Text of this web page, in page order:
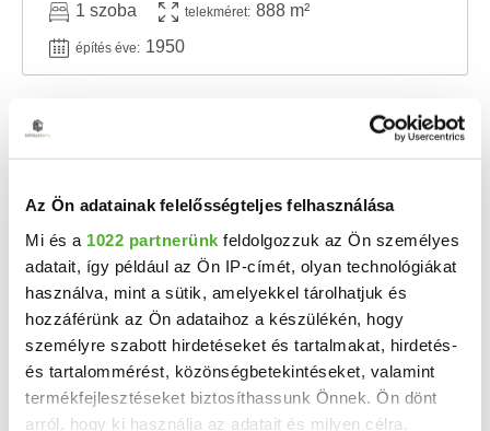
Az Ön adatainak felelősségteljes felhasználása
Mi és a 1022 partnerünk feldolgozzuk az Ön személyes
adatait, így például az Ön IP-címét, olyan technológiákat
használva, mint a sütik, amelyekkel tárolhatjuk és
hozzáférünk az Ön adataihoz a készülékén, hogy
személyre szabott hirdetéseket és tartalmakat, hirdetés-
és tartalommérést, közönségbetekintéseket, valamint
termékfejlesztéseket biztosíthassunk Önnek. Ön dönt
arról, hogy ki használja az adatait és milyen célra.
1 szoba telekméret: 888 m²
építés éve: 1950
8.5 M Ft 87 629 Ft/m
Csehi - Eladó üzlethelyiség